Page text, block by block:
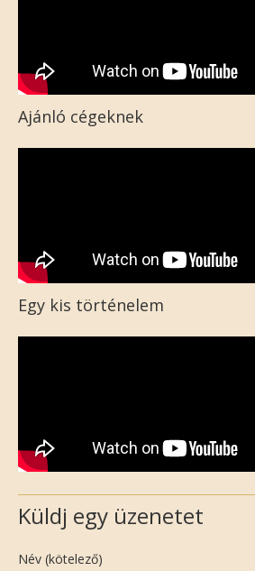
Ajánló cégeknek
Egy kis történelem
Küldj egy üzenetet
Név (kötelező)